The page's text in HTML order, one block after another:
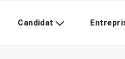
Candidat